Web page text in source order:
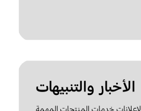
الأخبار والتنبيهات